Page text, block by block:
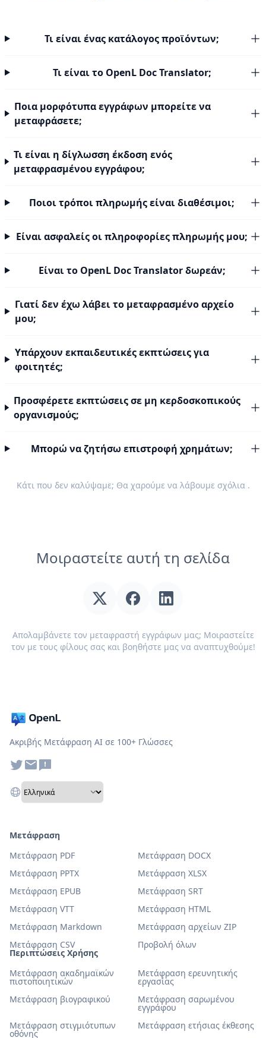
Τι είναι ένας κατάλογος προϊόντων;
Τι είναι το OpenL Doc Translator;
Ποια μορφότυπα εγγράφων μπορείτε να
μεταφράσετε;
Τι είναι η δίγλωσση έκδοση ενός
μεταφρασμένου εγγράφου;
Ποιοι τρόποι πληρωμής είναι διαθέσιμοι;
Είναι ασφαλείς οι πληροφορίες πληρωμής μου;
Είναι το OpenL Doc Translator δωρεάν;
Γιατί δεν έχω λάβει το μεταφρασμένο αρχείο
μου;
Υπάρχουν εκπαιδευτικές εκπτώσεις για
φοιτητές;
Προσφέρετε εκπτώσεις σε μη κερδοσκοπικούς
οργανισμούς;
Μπορώ να ζητήσω επιστροφή χρημάτων;
Κάτι που δεν καλύψαμε; Θα χαρούμε να λάβουμε σχόλια.
Μοιραστείτε αυτή τη σελίδα
Απολαμβάνετε τον μεταφραστή εγγράφων μας; Μοιραστείτε
τον με τους φίλους σας και βοηθήστε μας να αναπτυχθούμε!
Ακριβής Μετάφραση AI σε 100+ Γλώσσες
Περιπτώσεις Χρήσης
Μετάφραση ακαδημαϊκών
πιστοποιητικών
Μετάφραση ερευνητικής
εργασίας
Μετάφραση βιογραφικού
Μετάφραση σαρωμένου
εγγράφου
Μετάφραση στιγμιότυπων
οθόνης
Μετάφραση ετήσιας έκθεσης
Μετάφραση
Μετάφραση PDF
Μετάφραση DOCX
Μετάφραση PPTX
Μετάφραση XLSX
Μετάφραση EPUB
Μετάφραση SRT
Μετάφραση VTT
Μετάφραση HTML
Μετάφραση Markdown
Μετάφραση αρχείων ZIP
Μετάφραση CSV
Προβολή όλων